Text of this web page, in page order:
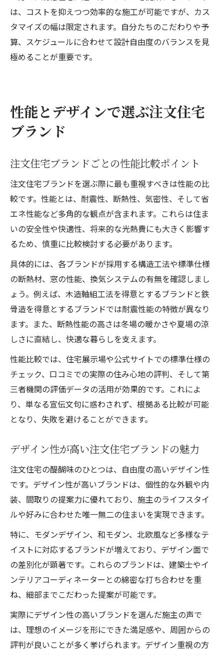
は、コストを抑えつつ効率的な施工が可能ですが、カス
タマイズの幅は限定されます。自分たちのこだわりや予
算、スケジュールに合わせて設計自由度のバランスを見
極めることが重要です。
性能とデザインで選ぶ注文住宅
ブランド
注文住宅ブランドごとの性能比較ポイント
注文住宅ブランドを選ぶ際に最も重視すべきは性能の比
較です。性能とは、耐震性、断熱性、気密性、そして省
エネ性能など多角的な観点が含まれます。これらは住ま
いの安全性や快適性、将来的な光熱費にも大きく影響す
るため、慎重に比較検討する必要があります。
具体的には、各ブランドが採用する構造工法や標準仕様
の断熱材、窓の性能、換気システムの有無を確認しまし
ょう。例えば、木造軸組工法を得意とするブランドと鉄
骨造を得意とするブランドでは耐震性能の特徴が異なり
ます。また、断熱性能の高さは冬場の暖かさや夏場の涼
しさに直結し、快適な暮らしを支えます。
性能比較では、住宅展示場や公式サイトでの標準仕様の
チェック、口コミでの実際の住み心地の評判、そして第
三者機関の評価データの活用が効果的です。これによ
り、単なる宣伝文句に惑わされず、根拠ある比較が可能
となり、失敗を避けることができます。
デザイン性が高い注文住宅ブランドの魅力
注文住宅の醍醐味のひとつは、自由度の高いデザイン性
です。デザイン性が高いブランドは、個性的な外観や内
装、間取りの提案力に優れており、施主のライフスタイ
ルや好みに合わせた唯一無二の住まいを実現できます。
特に、モダンデザイン、和モダン、北欧風など多様なテ
イストに対応するブランドが増えており、デザイン面で
の差別化が顕著です。これらのブランドは、建築士やイ
ンテリアコーディネーターとの綿密な打ち合わせを重
ね、細部までこだわった提案が可能です。
実際にデザイン性の高いブランドを選んだ施主の声で
は、理想のイメージを形にできた満足感や、周囲からの
評判が良いことが多く挙げられます。デザイン重視の方